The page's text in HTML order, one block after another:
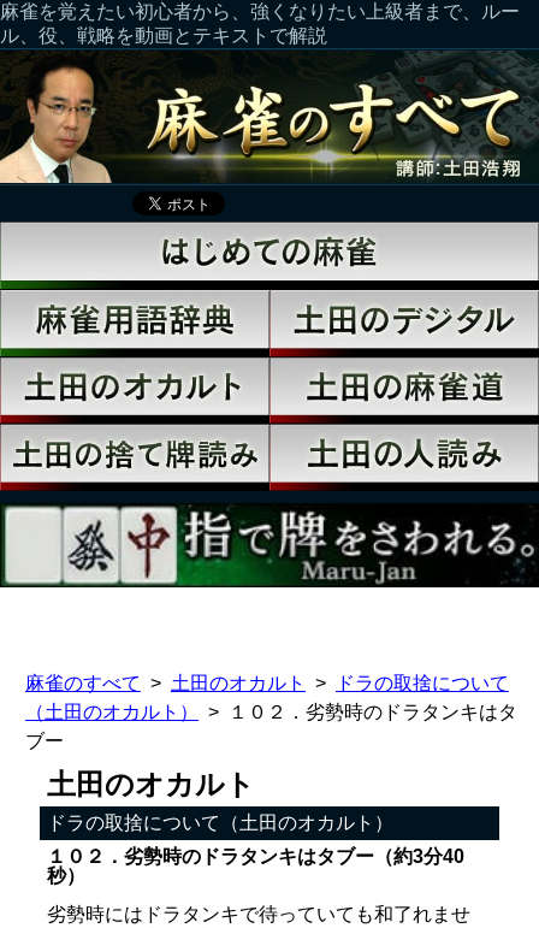
麻雀を覚えたい初心者から、強くなりたい上級者まで、ルー
ル、役、戦略を動画とテキストで解説
麻雀のすべて 土田のオカルト
ドラの取捨について
（土田のオカルト）
１０２．劣勢時のドラタンキはタ
ブー
土田のオカルト
ドラの取捨について（土田のオカルト）
１０２．劣勢時のドラタンキはタブー（約3分40
秒）
劣勢時にはドラタンキで待っていても和了れませ